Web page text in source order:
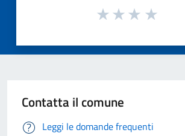
Contatta il comune
Leggi le domande frequenti